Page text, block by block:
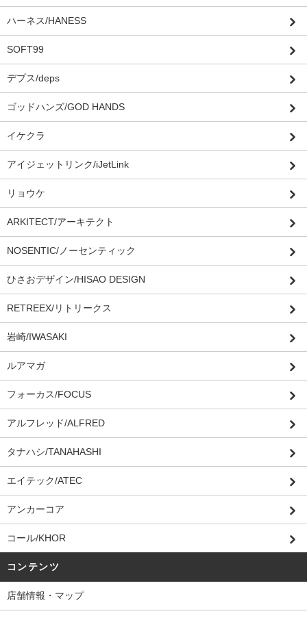
ハーネス/HANESS
SOFT99
デプス/deps
ゴッドハンズ/GOD HANDS
イケクラ
アイジェットリンク/iJetLink
リョウケ
ARKITECT/アーキテクト
NOSENTIC/ノーセンティック
ひさおデザイン/HISAO DESIGN
RETREEX/リトリークス
岩崎/IWASAKI
ルアマガ
フォーカス/FOCUS
アルフレッド/ALFRED
タナハシ/TANAHASHI
エイテック/ATEC
アンカーコア
コール/KHOR
コンテンツ
店舗情報・マップ